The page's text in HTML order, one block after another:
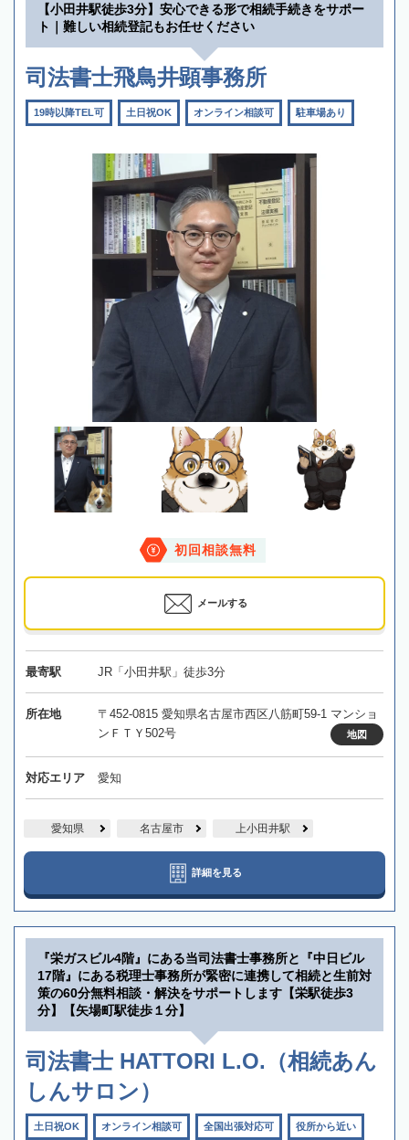
【小田井駅徒歩3分】安心できる形で相続手続きをサポー
ト｜難しい相続登記もお任せください
司法書士飛鳥井顕事務所
19時以降TEL可 土日祝OK オンライン相談可 駐車場あり
初回相談無料
メールする
最寄駅 JR「小田井駅」徒歩3分
所在地
〒452-0815 愛知県名古屋市西区八筋町59-1 マンショ
ンＦＴＹ502号
地図
対応エリア 愛知
愛知県 名古屋市 上小田井駅
詳細を見る
『栄ガスビル4階』にある当司法書士事務所と『中日ビル
17階』にある税理士事務所が緊密に連携して相続と生前対
策の60分無料相談・解決をサポートします【栄駅徒歩3
分】【矢場町駅徒歩１分】
司法書士 HATTORI L.O.（相続あん
しんサロン）
土日祝OK オンライン相談可 全国出張対応可 役所から近い